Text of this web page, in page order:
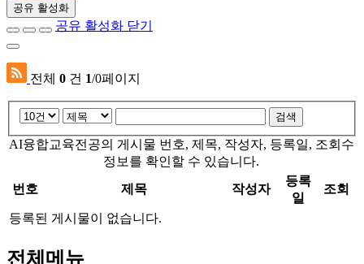
공유 활성화
공유 활성화 닫기
전체 0 건 1/0페이지
검색
AI융합교육전공의 게시물 번호, 제목, 작성자, 등록일, 조회수
정보를 확인할 수 있습니다.
번호
제목 작성자
등록
일
조회
등록된 게시물이 없습니다.
전체메뉴